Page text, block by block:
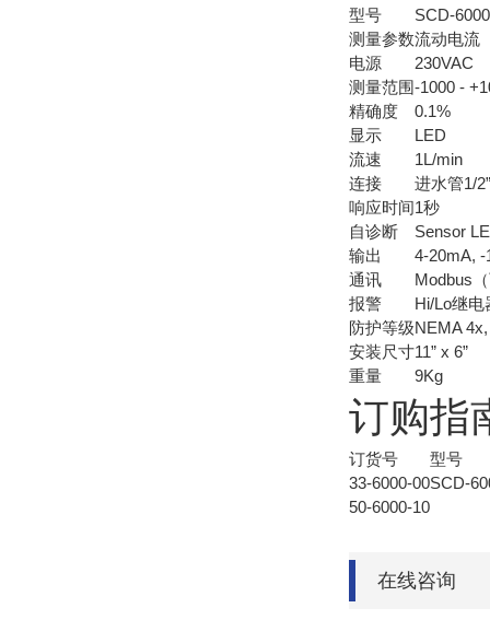
型号
SCD-6000
测量参数流动电流
电源
230VAC
测量范围-1000 -
精确度
0.1%
显示
LED
流速
1L/min
连接
进水管1/
响应时间1秒
自诊断
Sensor
输出
4-20mA, -
通讯
Modbus
报警
Hi/Lo继电
防护等级NEMA
安装尺寸11” x 6”
重量
9Kg
订购指
订货号
型号
33-6000-00SCD-
50-6000-10
在线咨询